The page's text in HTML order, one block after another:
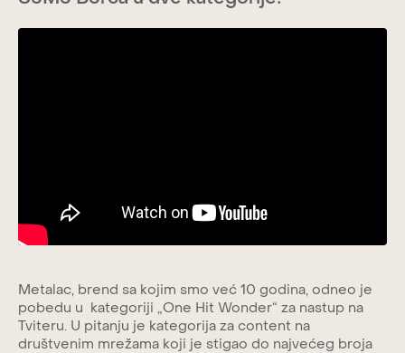
Metalac, brend sa kojim smo već 10 godina, odneo je
pobedu u kategoriji „One Hit Wonder“ za nastup na
Tviteru. U pitanju je kategorija za content na
društvenim mrežama koji je stigao do najvećeg broja